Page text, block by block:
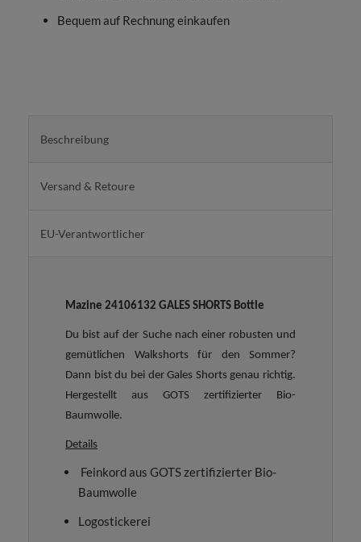
Bequem auf Rechnung einkaufen
Beschreibung
Versand & Retoure
EU-Verantwortlicher
Mazine 24106132 GALES SHORTS Bottle
Du bist auf der Suche nach einer robusten und
gemütlichen Walkshorts für den Sommer?
Dann bist du bei der Gales Shorts genau richtig.
Hergestellt aus GOTS zertifizierter Bio-
Baumwolle.
Details
Feinkord aus GOTS zertifizierter Bio-
Baumwolle
Logostickerei